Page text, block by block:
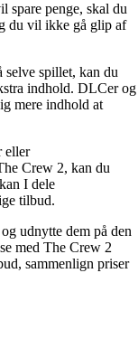
spare penge, skal du
du vil ikke gå glip af
selve spillet, kan du
indhold. DLCer og
mere indhold at
eller
Crew 2, kan du
I dele
tilbud.
udnytte dem på den
med The Crew 2
sammenlign priser